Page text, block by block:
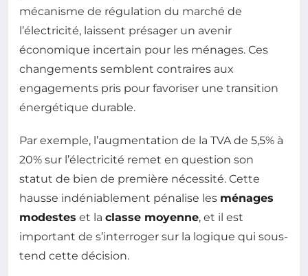
mécanisme de régulation du marché de
l’électricité, laissent présager un avenir
économique incertain pour les ménages. Ces
changements semblent contraires aux
engagements pris pour favoriser une transition
énergétique durable.
Par exemple, l’augmentation de la TVA de 5,5% à
20% sur l’électricité remet en question son
statut de bien de première nécessité. Cette
hausse indéniablement pénalise les ménages
modestes et la classe moyenne, et il est
important de s’interroger sur la logique qui sous-
tend cette décision.